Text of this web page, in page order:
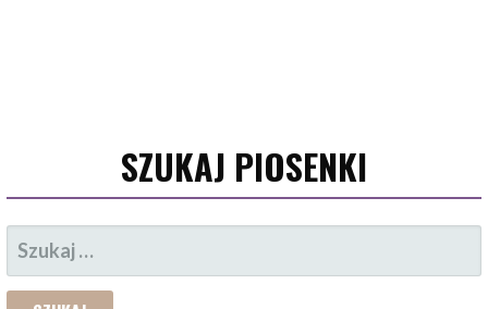
SZUKAJ PIOSENKI
SZUKAJ: